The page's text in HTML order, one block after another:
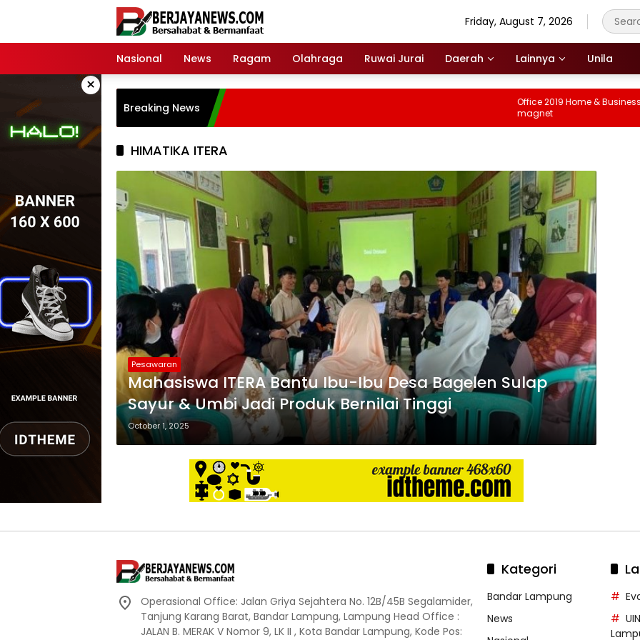
Friday, August 7, 2026
Nasional News Ragam Olahraga Ruwai Jurai Daerah Lainnya Unila
×
Breaking News
Office 2019 Home & Business
magnet
HIMATIKA ITERA
Pesawaran
Mahasiswa ITERA Bantu Ibu-Ibu Desa Bagelen Sulap
Sayur & Umbi Jadi Produk Bernilai Tinggi
October 1, 2025
Operasional Office: Jalan Griya Sejahtera No. 12B/45B Segalamider,
Tanjung Karang Barat, Bandar Lampung, Lampung Head Office :
JALAN B. MERAK V Nomor 9, LK II , Kota Bandar Lampung, Kode Pos:
Kategori
Bandar Lampung
News